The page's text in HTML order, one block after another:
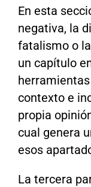
En esta
negativa, la
fatalismo o
un capítulo
contexto e
propia
cual genera
esos
La tercera